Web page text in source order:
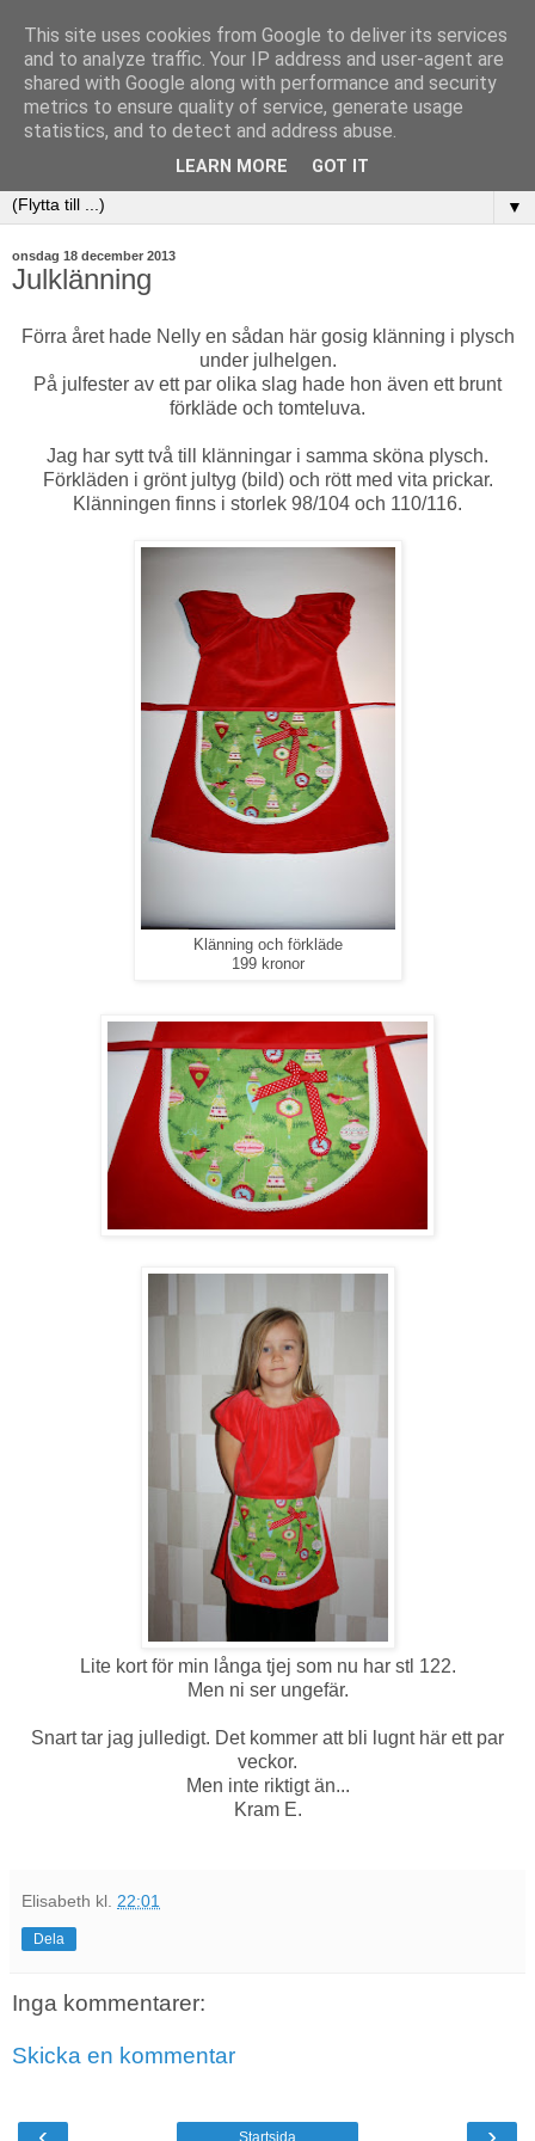
▼
onsdag 18 december 2013
Julklänning
Förra året hade Nelly en sådan här gosig klänning i plysch
under julhelgen.
På julfester av ett par olika slag hade hon även ett brunt
förkläde och tomteluva.
Jag har sytt två till klänningar i samma sköna plysch.
Förkläden i grönt jultyg (bild) och rött med vita prickar.
Klänningen finns i storlek 98/104 och 110/116.
Klänning och förkläde
199 kronor
Lite kort för min långa tjej som nu har stl 122.
Men ni ser ungefär.
Snart tar jag julledigt. Det kommer att bli lugnt här ett par
veckor.
Men inte riktigt än...
Kram E.
Elisabeth kl. 22:01
Dela
Inga kommentarer:
Skicka en kommentar
Startsida
This site uses cookies from Google to deliver its services
and to analyze traffic. Your IP address and user-agent are
shared with Google along with performance and security
metrics to ensure quality of service, generate usage
statistics, and to detect and address abuse.
LEARN MORE GOT IT